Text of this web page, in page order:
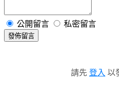
公開留言 私密留言
發佈留言
請先 登入 以